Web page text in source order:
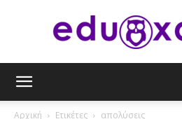
Αρχική Ετικέτες απολύσεις